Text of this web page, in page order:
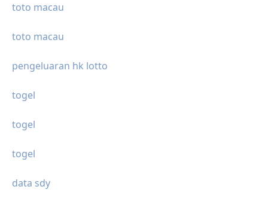
toto macau
toto macau
pengeluaran hk lotto
togel
togel
togel
data sdy